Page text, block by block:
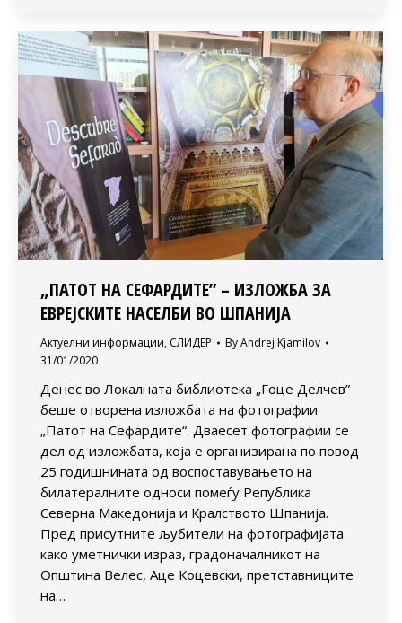
„ПАТОТ НА СЕФАРДИТЕ” – ИЗЛОЖБА ЗА
ЕВРЕЈСКИТЕ НАСЕЛБИ ВО ШПАНИЈА
Актуелни информации, СЛИДЕР ByAndrej Kjamilov
31/01/2020
Денес во Локалната библиотека „Гоце Делчев”
беше отворена изложбата на фотографии
„Патот на Сефардите“. Дваесет фотографии се
дел од изложбата, која е организирана по повод
25 годишнината од воспоставувањето на
билатералните односи помеѓу Република
Северна Македонија и Кралството Шпанија.
Пред присутните љубители на фотографијата
како уметнички израз, градоначалникот на
Општина Велес, Аце Коцевски, претставниците
на…